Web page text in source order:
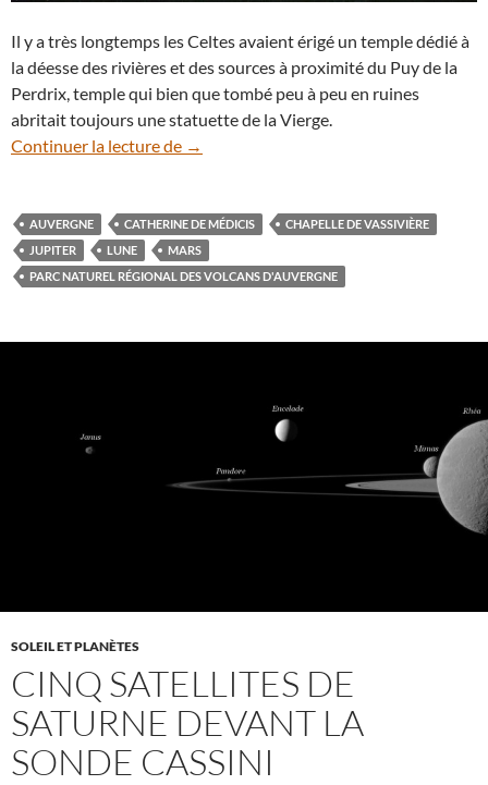
Il y a très longtemps les Celtes avaient érigé un temple dédié à
la déesse des rivières et des sources à proximité du Puy de la
Perdrix, temple qui bien que tombé peu à peu en ruines
abritait toujours une statuette de la Vierge.
Continuer la lecture de Auvergne (2) : la chapelle de Vassivière
→
AUVERGNE CATHERINE DE MÉDICIS
CHAPELLE DE VASSIVIÈRE
JUPITER
LUNE
MARS
PARC NATUREL RÉGIONAL DES VOLCANS D'AUVERGNE
SOLEIL ET PLANÈTES
CINQ SATELLITES DE
SATURNE DEVANT LA
SONDE CASSINI